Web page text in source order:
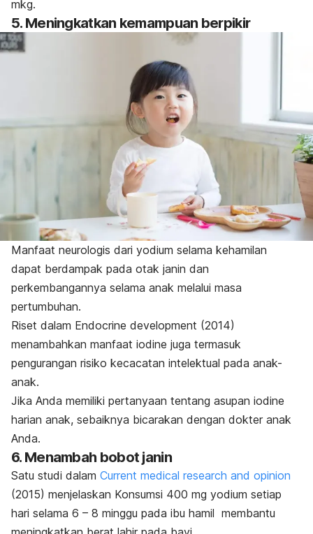
mkg.
5. Meningkatkan kemampuan berpikir
Manfaat neurologis dari yodium selama kehamilan
dapat berdampak pada otak janin dan
perkembangannya selama anak melalui masa
pertumbuhan.
Riset dalam Endocrine development (2014)
menambahkan manfaat iodine juga termasuk
pengurangan risiko kecacatan intelektual pada anak-
anak.
Jika Anda memiliki pertanyaan tentang asupan iodine
harian anak, sebaiknya bicarakan dengan dokter anak
Anda.
6. Menambah bobot janin
Satu studi dalam Current medical research and opinion
(2015) menjelaskan Konsumsi 400 mg yodium setiap
hari selama 6 – 8 minggu pada ibu hamil membantu